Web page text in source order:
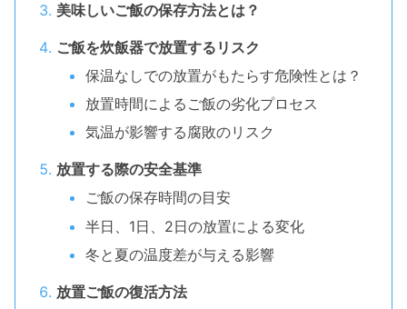
美味しいご飯の保存方法とは？
ご飯を炊飯器で放置するリスク
保温なしでの放置がもたらす危険性とは？
放置時間によるご飯の劣化プロセス
気温が影響する腐敗のリスク
放置する際の安全基準
ご飯の保存時間の目安
半日、1日、2日の放置による変化
冬と夏の温度差が与える影響
放置ご飯の復活方法